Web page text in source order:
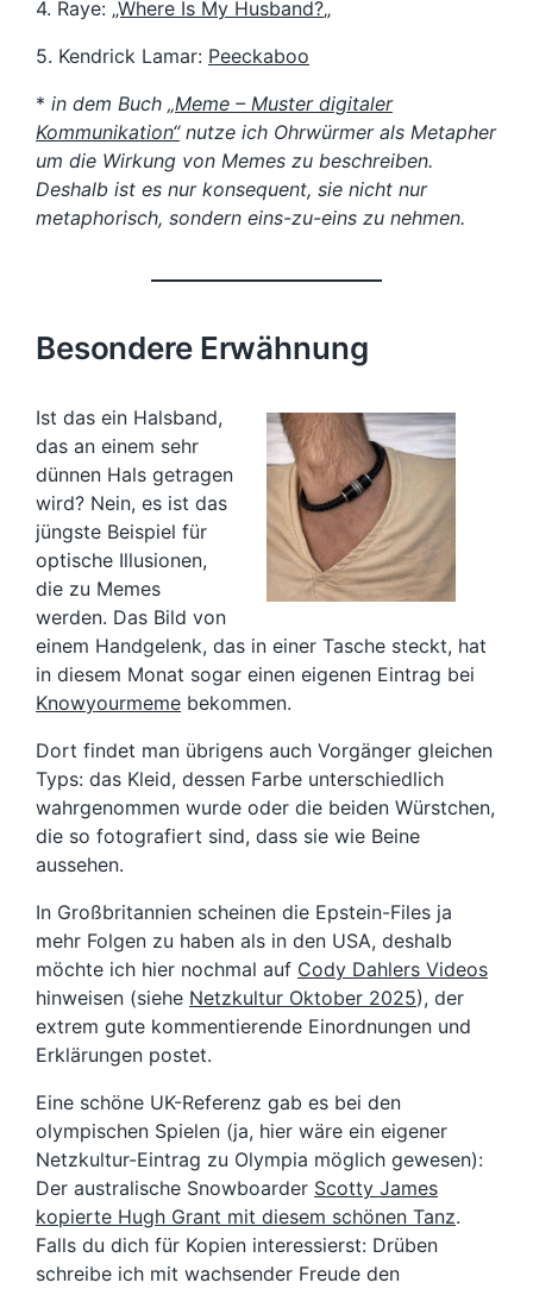
4. Raye: „Where Is My Husband?„
5. Kendrick Lamar: Peeckaboo
* in dem Buch „Meme – Muster digitaler
Kommunikation“nutze ich Ohrwürmer als Metapher
um die Wirkung von Memes zu beschreiben.
Deshalb ist es nur konsequent, sie nicht nur
metaphorisch, sondern eins-zu-eins zu nehmen.
Besondere Erwähnung
Ist das ein Halsband,
das an einem sehr
dünnen Hals getragen
wird? Nein, es ist das
jüngste Beispiel für
optische Illusionen,
die zu Memes
werden. Das Bild von
einem Handgelenk, das in einer Tasche steckt, hat
in diesem Monat sogar einen eigenen Eintrag bei
Knowyourmeme bekommen.
Dort findet man übrigens auch Vorgänger gleichen
Typs: das Kleid, dessen Farbe unterschiedlich
wahrgenommen wurde oder die beiden Würstchen,
die so fotografiert sind, dass sie wie Beine
aussehen.
In Großbritannien scheinen die Epstein-Files ja
mehr Folgen zu haben als in den USA, deshalb
möchte ich hier nochmal auf Cody Dahlers Videos
hinweisen (siehe Netzkultur Oktober 2025), der
extrem gute kommentierende Einordnungen und
Erklärungen postet.
Eine schöne UK-Referenz gab es bei den
olympischen Spielen (ja, hier wäre ein eigener
Netzkultur-Eintrag zu Olympia möglich gewesen):
Der australische Snowboarder Scotty James
kopierte Hugh Grant mit diesem schönen Tanz.
Falls du dich für Kopien interessierst: Drüben
schreibe ich mit wachsender Freude den